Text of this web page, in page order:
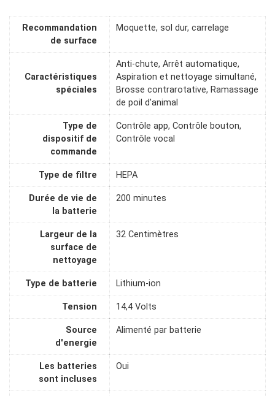
Recommandation
de surface
Moquette, sol dur, carrelage
Caractéristiques
spéciales
Anti-chute, Arrêt automatique,
Aspiration et nettoyage simultané,
Brosse contrarotative, Ramassage
de poil d'animal
Type de
dispositif de
commande
Contrôle app, Contrôle bouton,
Contrôle vocal
Type de filtre HEPA
Durée de vie de
la batterie
200 minutes
Largeur de la
surface de
nettoyage
32 Centimètres
Type de batterie Lithium-ion
Tension 14,4 Volts
Source
d'energie
Alimenté par batterie
Les batteries
sont incluses
Oui